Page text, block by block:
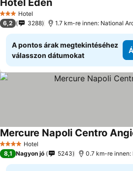
3 Kategória
Hotel
Hotel Eden
6,2 3288 1.7 km-re innen: National
A pontos árak megtekintéséhez
válasszon dátumokat
4 KategóriaHotel
Mercure Napoli Centro
8,1 Nagyon jó 5243 0.7 km-re innen: